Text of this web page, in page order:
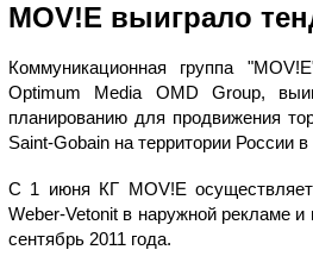
MOV!E выиграло
Коммуникационная группа
Optimum Media OMD Group,
планированию для продвижения
Saint-Gobain на территории России в
С 1 июня КГ MOV!E
Weber-Vetonit в наружной рекламе
сентябрь 2011 года.